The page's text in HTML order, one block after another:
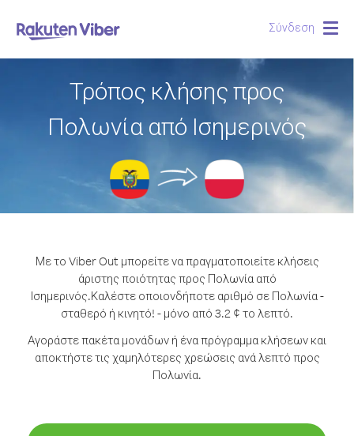
Σύνδεση
Τρόπος κλήσης προς
Πολωνία από Ισημερινός
Με το Viber Out μπορείτε να πραγματοποιείτε κλήσεις
άριστης ποιότητας προς Πολωνία από
Ισημερινός.Καλέστε οποιονδήποτε αριθμό σε Πολωνία -
σταθερό ή κινητό! - μόνο από 3.2 ¢ το λεπτό.
Αγοράστε πακέτα μονάδων ή ένα πρόγραμμα κλήσεων και
αποκτήστε τις χαμηλότερες χρεώσεις ανά λεπτό προς
Πολωνία.